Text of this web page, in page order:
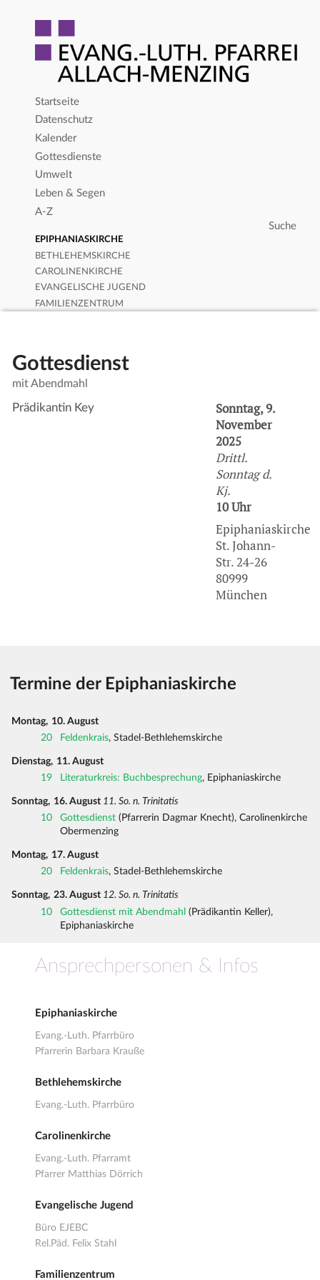
Startseite
Datenschutz
Kalender
Gottesdienste
Umwelt
Leben & Segen
A-Z
EPIPHANIASKIRCHE
BETHLEHEMSKIRCHE
CAROLINENKIRCHE
EVANGELISCHE JUGEND
FAMILIENZENTRUM
Gottesdienst
mit Abendmahl
Prädikantin Key
Sonntag, 9.
November
2025
Drittl.
Sonntag d.
Kj.
10 Uhr
Epiphaniaskirche
St. Johann-
Str. 24-26
80999
München
Termine der Epiphaniaskirche
Montag, 10. August
20
Feldenkrais, Stadel-Bethlehemskirche
Dienstag, 11. August
19
Literaturkreis: Buchbesprechung, Epiphaniaskirche
Sonntag, 16. August 11. So. n. Trinitatis
10
Gottesdienst (Pfarrerin Dagmar Knecht), Carolinenkirche
Obermenzing
Montag, 17. August
20
Feldenkrais, Stadel-Bethlehemskirche
Sonntag, 23. August 12. So. n. Trinitatis
10
Gottesdienst mit Abendmahl (Prädikantin Keller),
Epiphaniaskirche
Ansprechpersonen & Infos
Epiphaniaskirche
Evang.-Luth. Pfarrbüro
Pfarrerin Barbara Krauße
Bethlehemskirche
Evang.-Luth. Pfarrbüro
Carolinenkirche
Evang.-Luth. Pfarramt
Pfarrer Matthias Dörrich
Evangelische Jugend
Büro EJEBC
Rel.Päd. Felix Stahl
Familienzentrum